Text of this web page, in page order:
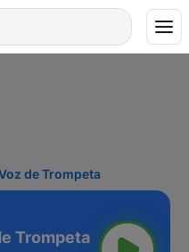
de Trompeta
Trompeta